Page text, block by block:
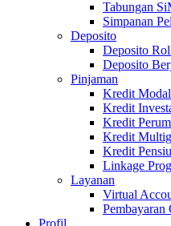
Tabungan
Simpanan
Deposito
Deposito
Deposito
Pinjaman
Kredit
Kredit
Kredit
Kredit
Kredit
Linkage
Layanan
Virtual
Pembayaran
Profil